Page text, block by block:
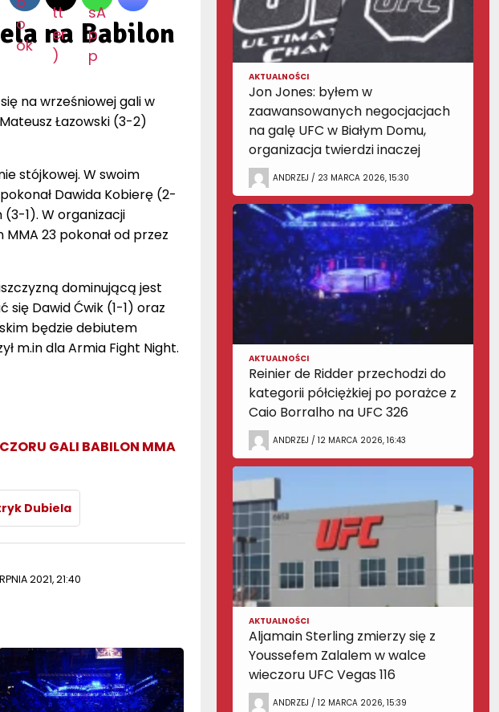
na Babilon
na wrześniowej gali w
Łazowski (3-2)
stójkowej. W swoim
Dawida Kobierę (2-
1). W organizacji
23 pokonał od przez
dominującą jest
się Dawid Ćwik (1-1) oraz
będzie debiutem
m.in dla Armia Fight Night.
GALI BABILON MMA
Dubiela
2021, 21:40
AKTUALNOŚCI
Jon Jones: byłem w
zaawansowanych negocjacjach
na galę UFC w Białym Domu,
organizacja twierdzi inaczej
ANDRZEJ / 23 MARCA 2026, 15:30
AKTUALNOŚCI
Reinier de Ridder przechodzi do
kategorii półciężkiej po porażce z
Caio Borralho na UFC 326
ANDRZEJ / 12 MARCA 2026, 16:43
AKTUALNOŚCI
Aljamain Sterling zmierzy się z
Youssefem Zalalem w walce
wieczoru UFC Vegas 116
ANDRZEJ / 12 MARCA 2026, 15:39